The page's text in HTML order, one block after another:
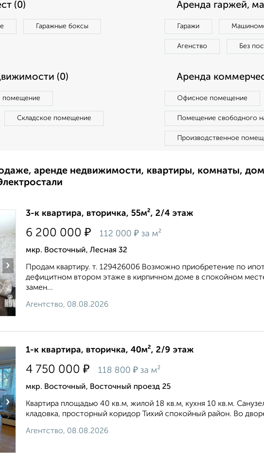
(0)
Гаражные боксы
Аренда гаржей,
Гаражи
Агенство Без
(0)
помещение
Складское помещение
Аренда
Офисное помещение
Помещение свободного
Производственное
аренде недвижимости, квартиры, комнаты,
›
3-к квартира, вторичка, 55м², 2/4 этаж
6 200 000 ₽ 112 000 ₽ за м²
мкр. Восточный, Лесная 32
Продам квартиру. т. 129426006 Возможно приобретение по
дефицитном втором этаже в кирпичном доме в спокойном
замен...
Агентство, 08.08.2026
›
1-к квартира, вторичка, 40м², 2/9 этаж
4 750 000 ₽ 118 800 ₽ за м²
мкр. Восточный, Восточный проезд 25
Квартира площадью 40 кв.м, жилой 18 кв.м, кухня 10 кв.м.
кладовка, просторный коридор Тихий спокойный район. Во
Агентство, 08.08.2026